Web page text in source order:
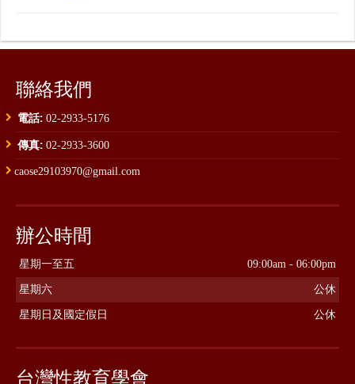
聯絡我們
電話: 02-2933-5176
傳真: 02-2933-3600
caose29103970@gmail.com
辦公時間
星期一至五 09:00am - 06:00pm
星期六 公休
星期日及國定假日 公休
台灣性教育學會